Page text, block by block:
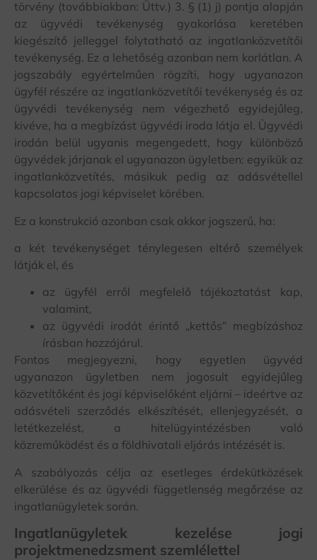
törvény (továbbiakban: Üttv.) 3. § (1) j) pontja alapján
az ügyvédi tevékenység gyakorlása keretében
kiegészítő jelleggel folytatható az ingatlanközvetítői
tevékenység. Ez a lehetőség azonban nem korlátlan. A
jogszabály egyértelműen rögzíti, hogy ugyanazon
ügyfél részére az ingatlanközvetítői tevékenység és az
ügyvédi tevékenység nem végezhető egyidejűleg,
kivéve, ha a megbízást ügyvédi iroda látja el. Ügyvédi
irodán belül ugyanis megengedett, hogy különböző
ügyvédek járjanak el ugyanazon ügyletben: egyikük az
ingatlanközvetítés, másikuk pedig az adásvétellel
kapcsolatos jogi képviselet körében.
Ez a konstrukció azonban csak akkor jogszerű, ha:
a két tevékenységet ténylegesen eltérő személyek
látják el, és
az ügyfél erről megfelelő tájékoztatást kap,
valamint,
az ügyvédi irodát érintő „kettős” megbízáshoz
írásban hozzájárul.
Fontos megjegyezni, hogy egyetlen ügyvéd
ugyanazon ügyletben nem jogosult egyidejűleg
közvetítőként és jogi képviselőként eljárni – ideértve az
adásvételi szerződés elkészítését, ellenjegyzését, a
letétkezelést, a hitelügyintézésben való
közreműködést és a földhivatali eljárás intézését is.
A szabályozás célja az esetleges érdekütközések
elkerülése és az ügyvédi függetlenség megőrzése az
ingatlanügyletek során.
Ingatlanügyletek kezelése jogi
projektmenedzsment szemlélettel